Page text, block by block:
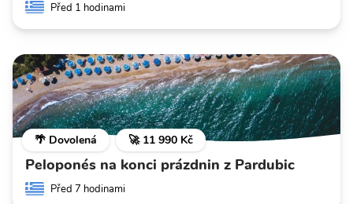
Před 1 hodinami
🌴 Dovolená 🚀 11 990 Kč
Peloponés na konci prázdnin z Pardubic
Před 7 hodinami